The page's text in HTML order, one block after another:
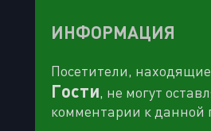
ИНФОРМАЦИЯ
Посетители,
Гости, не могут
комментарии к данной